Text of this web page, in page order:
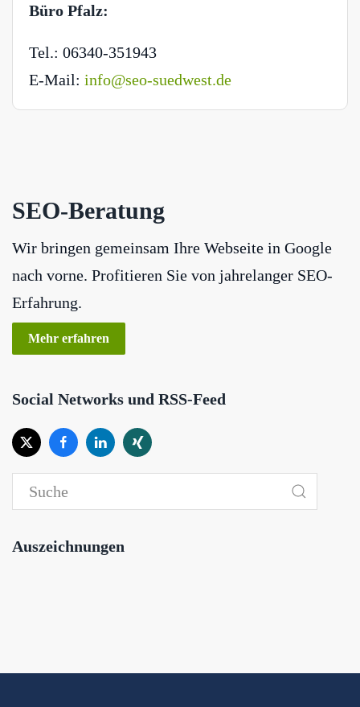
Büro Pfalz:
Tel.: 06340-351943
E-Mail: info@seo-suedwest.de
SEO-Beratung
Wir bringen gemeinsam Ihre Webseite in Google
nach vorne. Profitieren Sie von jahrelanger SEO-
Erfahrung.
Mehr erfahren
Social Networks und RSS-Feed
Auszeichnungen